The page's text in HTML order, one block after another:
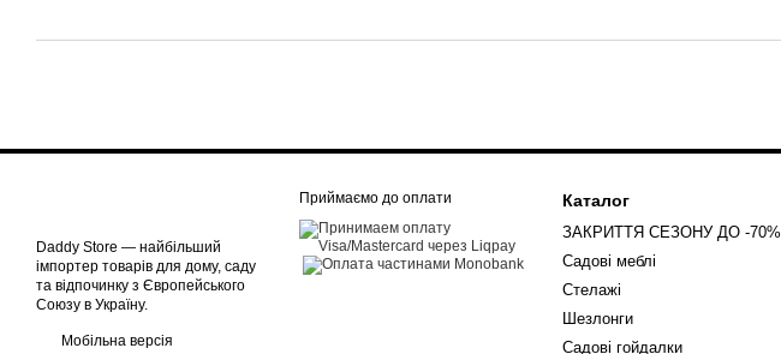
Daddy Store — найбільший
імпортер товарів для дому, саду
та відпочинку з Європейського
Союзу в Україну.
Мобільна версія
Приймаємо до оплати Каталог
ЗАКРИТТЯ СЕЗОНУ ДО -70%
Садові меблі
Стелажі
Шезлонги
Садові гойдалки